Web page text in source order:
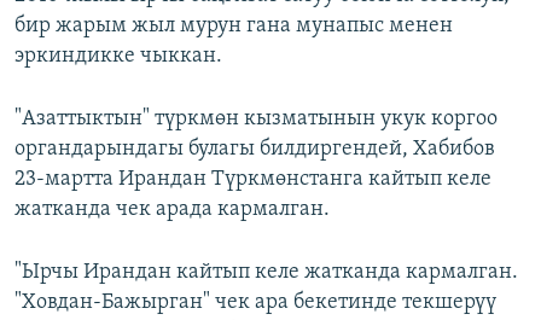
бир жарым жыл мурун гана мунапыс менен
эркиндикке чыккан.
"Азаттыктын" түркмөн кызматынын укук коргоо
органдарындагы булагы билдиргендей, Хабибов
23-мартта Ирандан Түркмөнстанга кайтып келе
жатканда чек арада кармалган.
"Ырчы Ирандан кайтып келе жатканда кармалган.
"Ховдан-Бажырган" чек ара бекетинде текшерүү